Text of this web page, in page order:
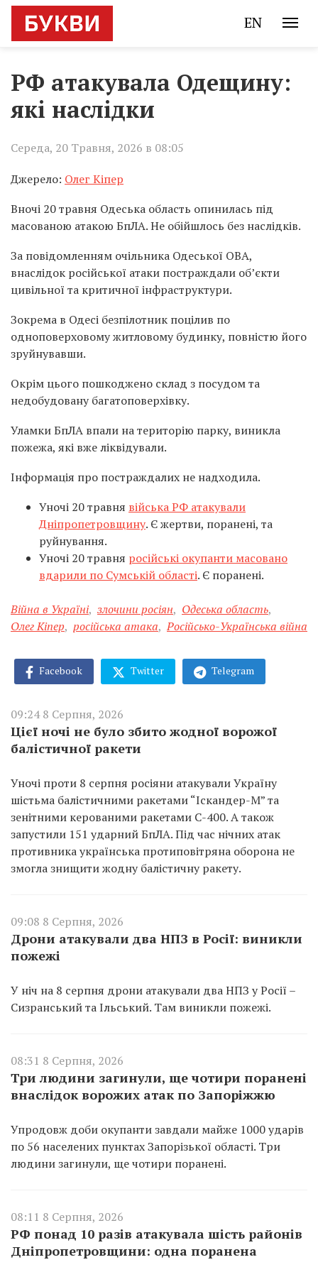
EN
РФ атакувала Одещину:
які наслідки
Середа, 20 Травня, 2026 в 08:05
Джерело: Олег Кіпер
Вночі 20 травня Одеська область опинилась під
масованою атакою БпЛА. Не обійшлось без наслідків.
За повідомленням очільника Одеської ОВА,
внаслідок російської атаки постраждали об’єкти
цивільної та критичної інфраструктури.
Зокрема в Одесі безпілотник поцілив по
одноповерховому житловому будинку, повністю його
зруйнувавши.
Окрім цього пошкоджено склад з посудом та
недобудовану багатоповерхівку.
Уламки БпЛА впали на територію парку, виникла
пожежа, які вже ліквідували.
Інформація про постраждалих не надходила.
Уночі 20 травня війська РФ атакували
Дніпропетровщину. Є жертви, поранені, та
руйнування.
Уночі 20 травня російські окупанти масовано
вдарили по Сумській області. Є поранені.
Війна в Україні, злочини росіян, Одеська область,
Олег Кіпер, російська атака, Російсько-Українська війна
Facebook Twitter Telegram
09:24 8 Серпня, 2026
Цієї ночі не було збито жодної ворожої
балістичної ракети
Уночі проти 8 серпня росіяни атакували Україну
шістьма балістичними ракетами “Іскандер-М” та
зенітними керованими ракетами С-400. А також
запустили 151 ударний БпЛА. Під час нічних атак
противника українська протиповітряна оборона не
змогла знищити жодну балістичну ракету.
09:08 8 Серпня, 2026
Дрони атакували два НПЗ в Росії: виникли
пожежі
У ніч на 8 серпня дрони атакували два НПЗ у Росії –
Сизранський та Ільський. Там виникли пожежі.
08:31 8 Серпня, 2026
Три людини загинули, ще чотири поранені
внаслідок ворожих атак по Запоріжжю
Упродовж доби окупанти завдали майже 1000 ударів
по 56 населених пунктах Запорізької області. Три
людини загинули, ще чотири поранені.
08:11 8 Серпня, 2026
РФ понад 10 разів атакувала шість районів
Дніпропетровщини: одна поранена